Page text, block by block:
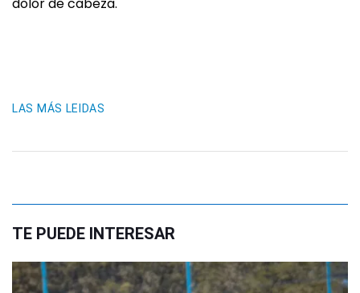
LAS MÁS LEIDAS
TE PUEDE INTERESAR